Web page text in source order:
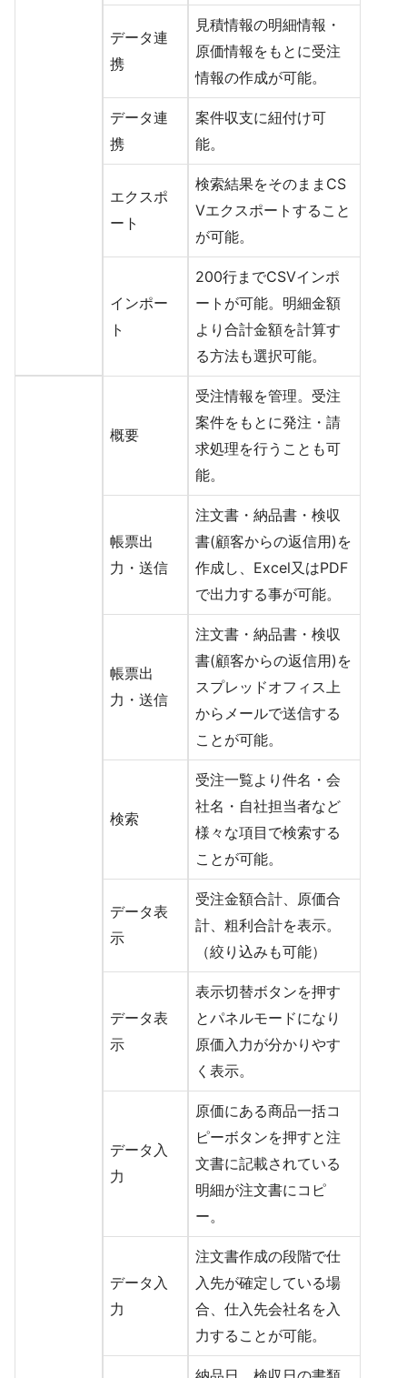
データ連
携
見積情報の明細情報・
原価情報をもとに受注
情報の作成が可能。
データ連
携
案件収支に紐付け可
能。
エクスポ
ート
検索結果をそのままCS
Vエクスポートすること
が可能。
インポー
ト
200行までCSVインポ
ートが可能。明細金額
より合計金額を計算す
る方法も選択可能。
概要
受注情報を管理。受注
案件をもとに発注・請
求処理を行うことも可
能。
帳票出
力・送信
注文書・納品書・検収
書(顧客からの返信用)を
作成し、Excel又はPDF
で出力する事が可能。
帳票出
力・送信
注文書・納品書・検収
書(顧客からの返信用)を
スプレッドオフィス上
からメールで送信する
ことが可能。
検索
受注一覧より件名・会
社名・自社担当者など
様々な項目で検索する
ことが可能。
データ表
示
受注金額合計、原価合
計、粗利合計を表示。
（絞り込みも可能）
データ表
示
表示切替ボタンを押す
とパネルモードになり
原価入力が分かりやす
く表示。
データ入
力
原価にある商品一括コ
ピーボタンを押すと注
文書に記載されている
明細が注文書にコピ
ー。
データ入
力
注文書作成の段階で仕
入先が確定している場
合、仕入先会社名を入
力することが可能。